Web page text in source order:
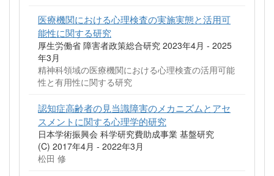
医療機関における心理検査の実施実態と活用可
能性に関する研究
厚生労働省 障害者政策総合研究 2023年4月 - 2025
年3月
精神科領域の医療機関における心理検査の活用可能
性と有用性に関する研究
認知症高齢者の見当識障害のメカニズムとアセ
スメントに関する心理学的研究
日本学術振興会 科学研究費助成事業 基盤研究
(C) 2017年4月 - 2022年3月
松田 修